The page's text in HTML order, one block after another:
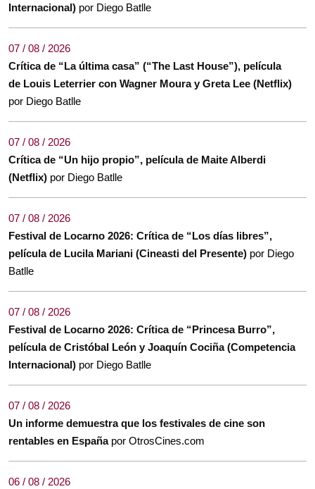
Internacional) por Diego Batlle
07 / 08 / 2026
Crítica de “La última casa” (“The Last House”), película
de Louis Leterrier con Wagner Moura y Greta Lee (Netflix)
por Diego Batlle
07 / 08 / 2026
Crítica de “Un hijo propio”, película de Maite Alberdi
(Netflix) por Diego Batlle
07 / 08 / 2026
Festival de Locarno 2026: Crítica de “Los días libres”,
película de Lucila Mariani (Cineasti del Presente) por Diego
Batlle
07 / 08 / 2026
Festival de Locarno 2026: Crítica de “Princesa Burro”,
película de Cristóbal León y Joaquín Cociña (Competencia
Internacional) por Diego Batlle
07 / 08 / 2026
Un informe demuestra que los festivales de cine son
rentables en España por OtrosCines.com
06 / 08 / 2026